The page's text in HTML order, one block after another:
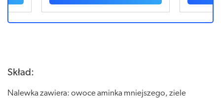
Skład:
Nalewka zawiera: owoce aminka mniejszego, ziele